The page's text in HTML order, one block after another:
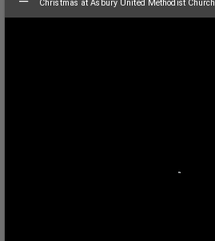
Christmas at Asbury United Methodist Church